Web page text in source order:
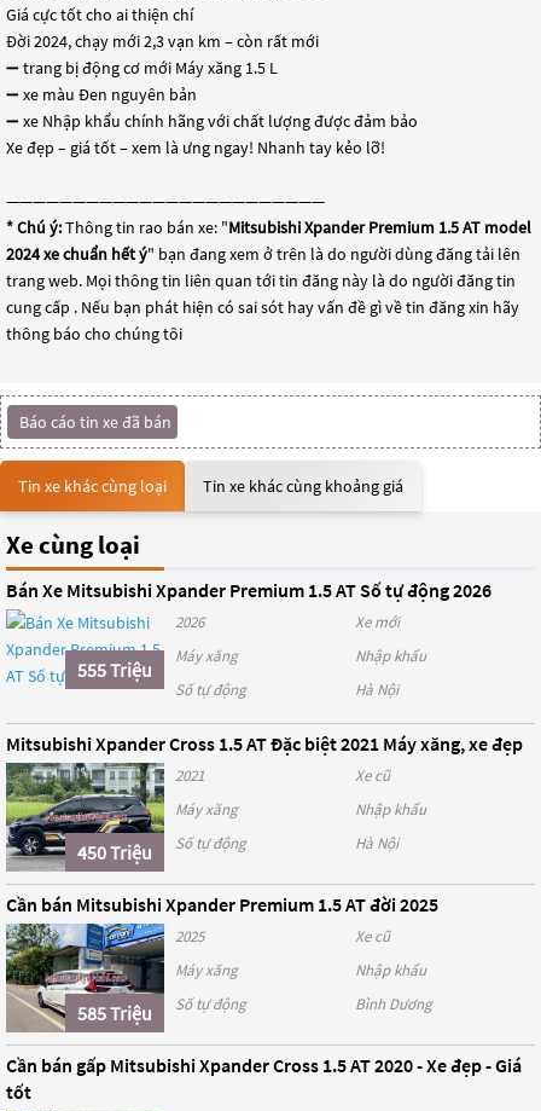
Giá cực tốt cho ai thiện chí
Đời 2024, chạy mới 2,3 vạn km – còn rất mới
➖ trang bị động cơ mới Máy xăng 1.5 L
➖ xe màu Đen nguyên bản
➖ xe Nhập khẩu chính hãng với chất lượng được đảm bảo
Xe đẹp – giá tốt – xem là ưng ngay! Nhanh tay kẻo lỡ!
————————————————————————
* Chú ý:Thông tin rao bán xe: "Mitsubishi Xpander Premium 1.5 AT model
2024 xe chuẩn hết ý" bạn đang xem ở trên là do người dùng đăng tải lên
trang web. Mọi thông tin liên quan tới tin đăng này là do người đăng tin
cung cấp . Nếu bạn phát hiện có sai sót hay vấn đề gì về tin đăng xin hãy
thông báo cho chúng tôi
Báo cáo tin xe đã bán
Tin xe khác cùng loại Tin xe khác cùng khoảng giá
Xe cùng loại
Bán Xe Mitsubishi Xpander Premium 1.5 AT Số tự động 2026
555 Triệu
2026
Xe mới
Máy xăng
Nhập khẩu
Số tự động
Hà Nội
Mitsubishi Xpander Cross 1.5 AT Đặc biệt 2021 Máy xăng, xe đẹp
450 Triệu
2021
Xe cũ
Máy xăng
Nhập khẩu
Số tự động
Hà Nội
Cần bán Mitsubishi Xpander Premium 1.5 AT đời 2025
585 Triệu
2025
Xe cũ
Máy xăng
Nhập khẩu
Số tự động
Bình Dương
Cần bán gấp Mitsubishi Xpander Cross 1.5 AT 2020 - Xe đẹp - Giá
tốt